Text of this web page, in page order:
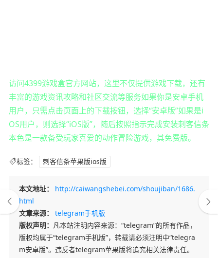
访问4399游戏盒官方网站，这里不仅提供游戏下载，还有
丰富的游戏资讯攻略和社区交流等服务如果你是安卓手机
用户，只需点击页面上的下载按钮，选择“安卓版”如果是i
OS用户，则选择“iOS版”，随后按照指示完成安装刺客信条
本色是一款备受玩家喜爱的动作冒险游戏，其免费版。
标签： 刺客信条苹果版ios版
本文地址：
http://caiwangshebei.com/shoujiban/1686.
html
文章来源：
telegram手机版
版权声明： 凡本站注明内容来源：“telegram”的所有作品，
版权均属于“telegram手机版”，转载请必须注明中“telegra
m安卓版”。违反者telegram苹果版将追究相关法律责任。